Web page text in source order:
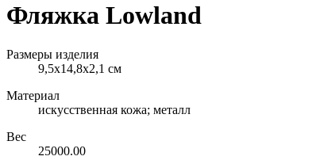
Фляжка Lowland
Размеры изделия
9,5х14,8х2,1 см
Материал
искусственная кожа; металл
Вес
25000.00